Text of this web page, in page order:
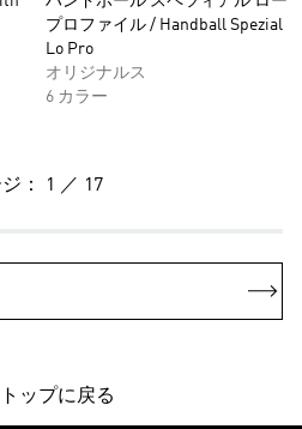
プロファイル / Handball Spezial
Lo Pro
オリジナルス
6 カラー
： 1 ／ 17
トップに戻る